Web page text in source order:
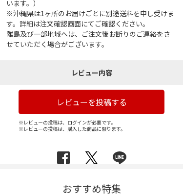
います。）
※沖縄県は1ヶ所のお届けごとに別途送料を申し受けま
す。詳細は注文確認画面にてご確認ください。
離島及び一部地域へは、ご注文後お断りのご連絡をさ
せていただく場合がございます。
レビュー内容
レビューを投稿する
※レビューの投稿は、ログインが必要です。
※レビューの投稿は、購入した商品に限ります。
おすすめ特集